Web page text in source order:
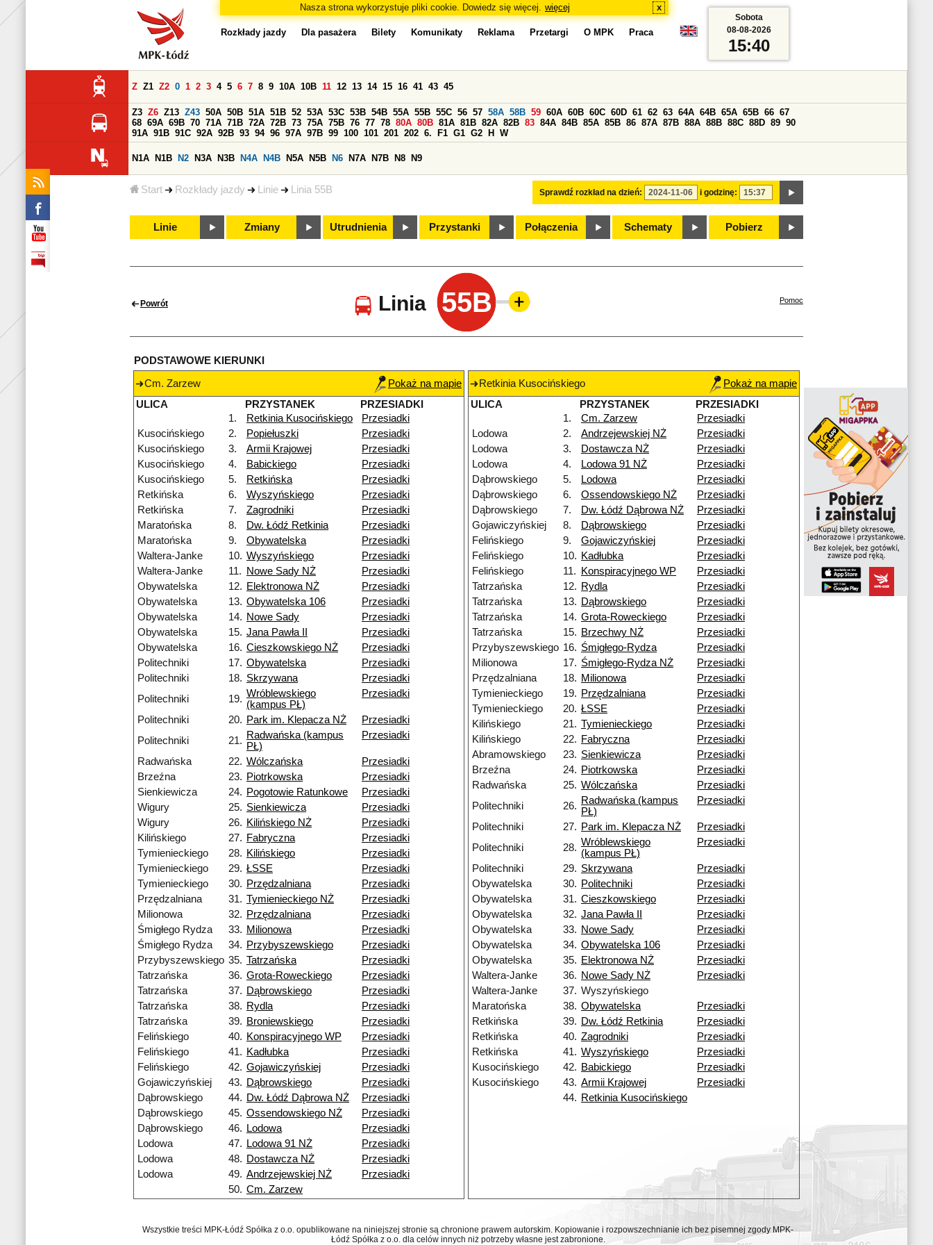
Nasza strona wykorzystuje pliki cookie. Dowiedz się więcej. więcej x
Start Rozkłady jazdy Linie Linia 55B
Rozkłady jazdy Dla pasażera Bilety Komunikaty Reklama Przetargi O MPK Praca
Sprawdź rozkład na dzień: i godzinę:
Z Z1 Z2 0 1 2 3 4 5 6 7 8 9 10A 10B 11 12 13 14 15 16 41 43 45
Z3 Z6 Z13 Z43 50A 50B 51A 51B 52 53A 53C 53B 54B 55A 55B 55C 56 57 58A 58B 59 60A 60B 60C 60D 61 62 63 64A 64B 65A 65B 66 67
68 69A 69B 70 71A 71B 72A 72B 73 75A 75B 76 77 78 80A 80B 81A 81B 82A 82B 83 84A 84B 85A 85B 86 87A 87B 88A 88B 88C 88D 89 90
91A 91B 91C 92A 92B 93 94 96 97A 97B 99 100 101 201 202 6. F1 G1 G2 H W
N1A N1B N2 N3A N3B N4A N4B N5A N5B N6 N7A N7B N8 N9
Linie Zmiany Utrudnienia Przystanki Połączenia Schematy Pobierz
Sobota
08-08-2026
15:40
Powrót Linia 55B Pomoc
PODSTAWOWE KIERUNKI
Cm. Zarzew
Pokaż na mapie
ULICA
PRZYSTANEK
PRZESIADKI
1.
Retkinia Kusocińskiego
Przesiadki
Kusocińskiego
2. Popiełuszki
Przesiadki
Kusocińskiego
3. Armii Krajowej
Przesiadki
Kusocińskiego
4. Babickiego
Przesiadki
Kusocińskiego
5. Retkińska
Przesiadki
Retkińska
6. Wyszyńskiego
Przesiadki
Retkińska
7. Zagrodniki
Przesiadki
Maratońska
8. Dw. Łódź Retkinia
Przesiadki
Maratońska
9. Obywatelska
Przesiadki
Waltera-Janke
10. Wyszyńskiego
Przesiadki
Waltera-Janke
11. Nowe Sady NŻ
Przesiadki
Obywatelska
12. Elektronowa NŻ
Przesiadki
Obywatelska
13. Obywatelska 106
Przesiadki
Obywatelska
14. Nowe Sady
Przesiadki
Obywatelska
15. Jana Pawła II
Przesiadki
Obywatelska
16. Cieszkowskiego NŻ
Przesiadki
Politechniki
17. Obywatelska
Przesiadki
Politechniki
18. Skrzywana
Przesiadki
Politechniki
19. Wróblewskiego
(kampus PŁ)
Przesiadki
Politechniki 20. Park im. Klepacza NŻ
Przesiadki
Politechniki
21. Radwańska (kampus
PŁ)
Przesiadki
Radwańska 22. Wólczańska
Przesiadki
Brzeźna
23. Piotrkowska
Przesiadki
Sienkiewicza
24. Pogotowie Ratunkowe
Przesiadki
Wigury
25. Sienkiewicza
Przesiadki
Wigury
26. Kilińskiego NŻ
Przesiadki
Kilińskiego
27. Fabryczna
Przesiadki
Tymienieckiego
28. Kilińskiego
Przesiadki
Tymienieckiego
29. ŁSSE
Przesiadki
Tymienieckiego
30. Przędzalniana
Przesiadki
Przędzalniana
31. Tymienieckiego NŻ
Przesiadki
Milionowa
32. Przędzalniana
Przesiadki
Śmigłego Rydza
33. Milionowa
Przesiadki
Śmigłego Rydza
34. Przybyszewskiego
Przesiadki
Przybyszewskiego 35. Tatrzańska
Przesiadki
Tatrzańska
36. Grota-Roweckiego
Przesiadki
Tatrzańska
37. Dąbrowskiego
Przesiadki
Tatrzańska
38. Rydla
Przesiadki
Tatrzańska
39. Broniewskiego
Przesiadki
Felińskiego
40. Konspiracyjnego WP
Przesiadki
Felińskiego
41. Kadłubka
Przesiadki
Felińskiego
42. Gojawiczyńskiej
Przesiadki
Gojawiczyńskiej
43. Dąbrowskiego
Przesiadki
Dąbrowskiego
44. Dw. Łódź Dąbrowa NŻ
Przesiadki
Dąbrowskiego
45. Ossendowskiego NŻ
Przesiadki
Dąbrowskiego
46. Lodowa
Przesiadki
Lodowa
47. Lodowa 91 NŻ
Przesiadki
Lodowa
48. Dostawcza NŻ
Przesiadki
Lodowa
49. Andrzejewskiej NŻ
Przesiadki
50. Cm. Zarzew
Retkinia Kusocińskiego
Pokaż na mapie
ULICA
PRZYSTANEK
PRZESIADKI
1.
Cm. Zarzew
Przesiadki
Lodowa
2. Andrzejewskiej NŻ
Przesiadki
Lodowa
3. Dostawcza NŻ
Przesiadki
Lodowa
4. Lodowa 91 NŻ
Przesiadki
Dąbrowskiego
5. Lodowa
Przesiadki
Dąbrowskiego
6. Ossendowskiego NŻ
Przesiadki
Dąbrowskiego
7. Dw. Łódź Dąbrowa NŻ
Przesiadki
Gojawiczyńskiej
8. Dąbrowskiego
Przesiadki
Felińskiego
9. Gojawiczyńskiej
Przesiadki
Felińskiego
10. Kadłubka
Przesiadki
Felińskiego
11. Konspiracyjnego WP
Przesiadki
Tatrzańska
12. Rydla
Przesiadki
Tatrzańska
13. Dąbrowskiego
Przesiadki
Tatrzańska
14. Grota-Roweckiego
Przesiadki
Tatrzańska
15. Brzechwy NŻ
Przesiadki
Przybyszewskiego 16. Śmigłego-Rydza
Przesiadki
Milionowa
17. Śmigłego-Rydza NŻ
Przesiadki
Przędzalniana
18. Milionowa
Przesiadki
Tymienieckiego
19. Przędzalniana
Przesiadki
Tymienieckiego
20. ŁSSE
Przesiadki
Kilińskiego
21. Tymienieckiego
Przesiadki
Kilińskiego
22. Fabryczna
Przesiadki
Abramowskiego
23. Sienkiewicza
Przesiadki
Brzeźna
24. Piotrkowska
Przesiadki
Radwańska
25. Wólczańska
Przesiadki
Politechniki
26. Radwańska (kampus
PŁ)
Przesiadki
Politechniki 27. Park im. Klepacza NŻ
Przesiadki
Politechniki
28. Wróblewskiego
(kampus PŁ)
Przesiadki
Politechniki 29. Skrzywana
Przesiadki
Obywatelska
30. Politechniki
Przesiadki
Obywatelska
31. Cieszkowskiego
Przesiadki
Obywatelska
32. Jana Pawła II
Przesiadki
Obywatelska
33. Nowe Sady
Przesiadki
Obywatelska
34. Obywatelska 106
Przesiadki
Obywatelska
35. Elektronowa NŻ
Przesiadki
Waltera-Janke
36. Nowe Sady NŻ
Przesiadki
Waltera-Janke
37. Wyszyńskiego
Maratońska
38. Obywatelska
Przesiadki
Retkińska
39. Dw. Łódź Retkinia
Przesiadki
Retkińska
40. Zagrodniki
Przesiadki
Retkińska
41. Wyszyńskiego
Przesiadki
Kusocińskiego
42. Babickiego
Przesiadki
Kusocińskiego
43. Armii Krajowej
Przesiadki
44. Retkinia Kusocińskiego
Wszystkie treści MPK-Łódź Spółka z o.o. opublikowane na niniejszej stronie są chronione prawem autorskim. Kopiowanie i rozpowszechnianie ich bez pisemnej zgody MPK-
Łódź Spółka z o.o. dla celów innych niż potrzeby własne jest zabronione.